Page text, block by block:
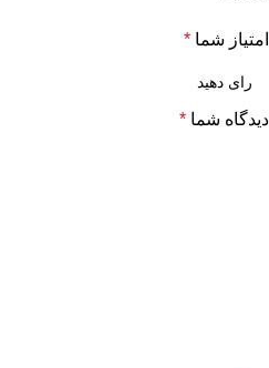
امتیاز شما *
دیدگاه شما *